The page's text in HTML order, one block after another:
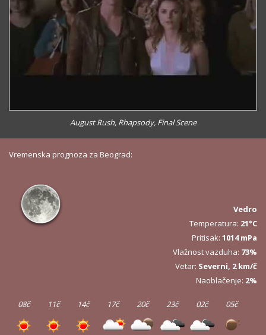
August Rush, Rhapsody, Final Scene
Vremenska prognoza za Beograd:
Vedro
Temperatura: 21°C
Pritisak: 1014 mPa
Vlažnost vazduha: 73%
Vetar: Severni, 2 km/č
Naoblačenje: 2%
08č 11č 14č 17č 20č 23č 02č 05č